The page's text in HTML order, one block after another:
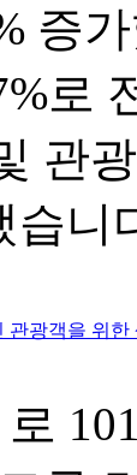
증
로
관
습니